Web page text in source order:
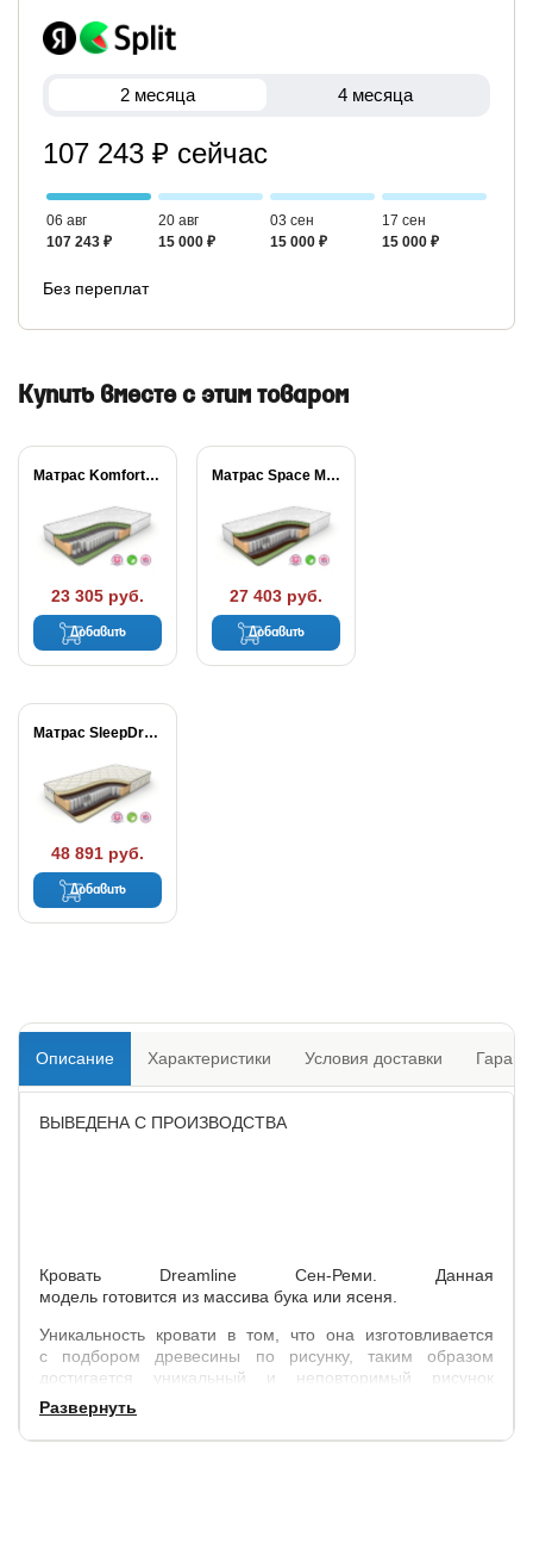
2 месяца 4 месяца
107 243 ₽ сейчас
06 авг
107 243 ₽
20 авг
15 000 ₽
03 сен
15 000 ₽
17 сен
15 000 ₽
Без переплат
Купить вместе с этим товаром
Матрас Komfort Massage...
23 305 руб.
Добавить
Матрас Space Massage...
27 403 руб.
Добавить
Матрас SleepDream Medium...
48 891 руб.
Добавить
Описание Характеристики Условия доставки
ВЫВЕДЕНА С ПРОИЗВОДСТВА
Кровать Dreamline Сен-Реми. Данная
модель готовится из массива бука или ясеня.
Уникальность кровати в том, что она изготовливается
с подбором древесины по рисунку, таким образом
достигается уникальный и неповторимый рисунок
древисины в каждом изделии.
После изготовления кровать покрыватеся лаком на
Развернуть